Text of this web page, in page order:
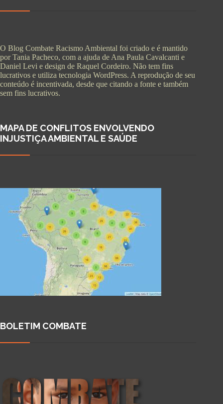
O Blog Combate Racismo Ambiental foi criado e é mantido
por Tania Pacheco, com a ajuda de Ana Paula Cavalcanti e
Daniel Levi e design de Raquel Cordeiro. Não tem fins
lucrativos e utiliza tecnologia WordPress. A reprodução de seu
conteúdo é incentivada, desde que citando a fonte e também
sem fins lucrativos.
MAPA DE CONFLITOS ENVOLVENDO
INJUSTIÇA AMBIENTAL E SAÚDE
BOLETIM COMBATE